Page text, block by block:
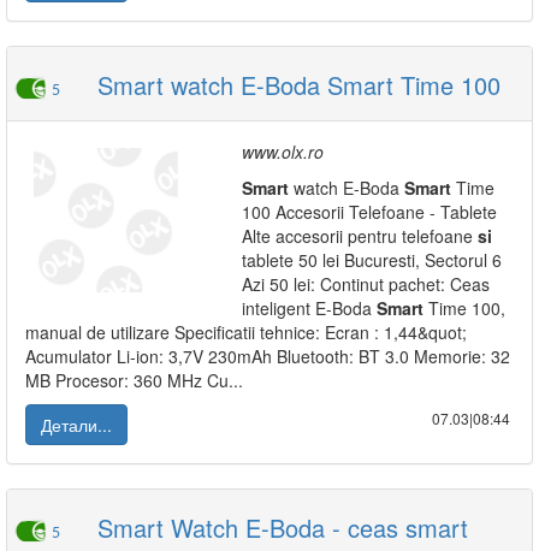
5 Smart watch E-Boda Smart Time 100
www.olx.ro
Smart watch E-Boda Smart Time
100 Accesorii Telefoane - Tablete
Alte accesorii pentru telefoane si
tablete 50 lei Bucuresti, Sectorul 6
Azi 50 lei: Continut pachet: Ceas
inteligent E-Boda Smart Time 100,
manual de utilizare Specificatii tehnice: Ecran : 1,44&quot;
Acumulator Li-ion: 3,7V 230mAh Bluetooth: BT 3.0 Memorie: 32
MB Procesor: 360 MHz Cu...
Детали...
07.03|08:44
5 Smart Watch E-Boda - ceas smart